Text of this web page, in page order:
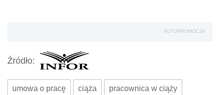
AUTOPROMOCJA
Źródło:
umowa o pracę ciąża pracownica w ciąży